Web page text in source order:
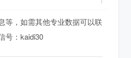
等，如需其他专业数据可以联
号：kaidi30